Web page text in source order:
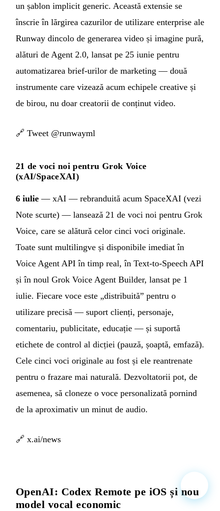
un șablon implicit generic. Această extensie se
înscrie în lărgirea cazurilor de utilizare enterprise ale
Runway dincolo de generarea video și imagine pură,
alături de Agent 2.0, lansat pe 25 iunie pentru
automatizarea brief-urilor de marketing — două
instrumente care vizează acum echipele creative și
de birou, nu doar creatorii de conținut video.
🔗 Tweet @runwayml
21 de voci noi pentru Grok Voice
(xAI/SpaceXAI)
6 iulie — xAI — rebranduită acum SpaceXAI (vezi
Note scurte) — lansează 21 de voci noi pentru Grok
Voice, care se alătură celor cinci voci originale.
Toate sunt multilingve și disponibile imediat în
Voice Agent API în timp real, în Text-to-Speech API
și în noul Grok Voice Agent Builder, lansat pe 1
iulie. Fiecare voce este „distribuită” pentru o
utilizare precisă — suport clienți, personaje,
comentariu, publicitate, educație — și suportă
etichete de control al dicției (pauză, șoaptă, emfază).
Cele cinci voci originale au fost și ele reantrenate
pentru o frazare mai naturală. Dezvoltatorii pot, de
asemenea, să cloneze o voce personalizată pornind
de la aproximativ un minut de audio.
🔗 x.ai/news
OpenAI: Codex Remote pe iOS și nou
model vocal economic